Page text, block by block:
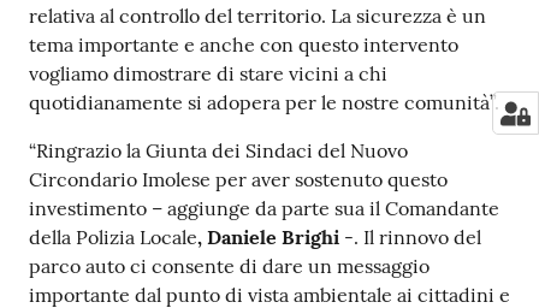
relativa al controllo del territorio. La sicurezza è un
tema importante e anche con questo intervento
vogliamo dimostrare di stare vicini a chi
quotidianamente si adopera per le nostre comunità”.
“Ringrazio la Giunta dei Sindaci del Nuovo
Circondario Imolese per aver sostenuto questo
investimento – aggiunge da parte sua il Comandante
della Polizia Locale, Daniele Brighi -. Il rinnovo del
parco auto ci consente di dare un messaggio
importante dal punto di vista ambientale ai cittadini e